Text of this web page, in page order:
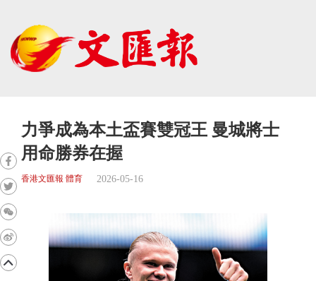
力爭成為本土盃賽雙冠王 曼城將士
用命勝券在握
香港文匯報 體育 2026-05-16